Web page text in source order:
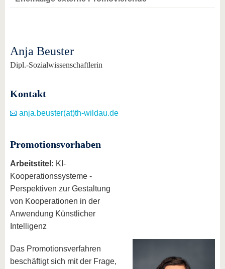
Anja Beuster
Dipl.-Sozialwissenschaftlerin
Kontakt
anja.beuster(at)th-wildau.de
Promotionsvorhaben
Arbeitstitel: KI-
Kooperationssysteme -
Perspektiven zur Gestaltung
von Kooperationen in der
Anwendung Künstlicher
Intelligenz
Das Promotionsverfahren
beschäftigt sich mit der Frage,